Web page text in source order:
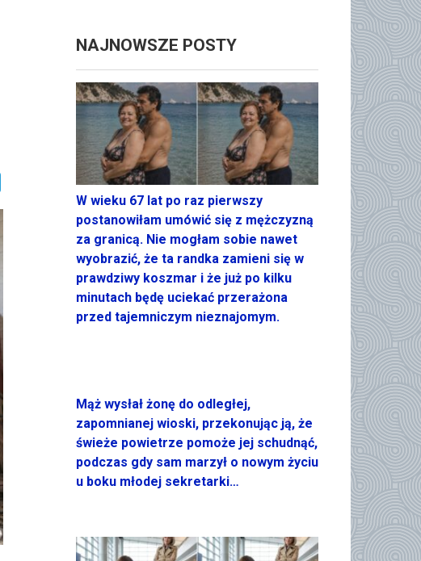
NAJNOWSZE POSTY
W wieku 67 lat po raz pierwszy
postanowiłam umówić się z mężczyzną
za granicą. Nie mogłam sobie nawet
wyobrazić, że ta randka zamieni się w
prawdziwy koszmar i że już po kilku
minutach będę uciekać przerażona
przed tajemniczym nieznajomym.
Mąż wysłał żonę do odległej,
zapomnianej wioski, przekonując ją, że
świeże powietrze pomoże jej schudnąć,
podczas gdy sam marzył o nowym życiu
u boku młodej sekretarki…